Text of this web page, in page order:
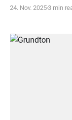
essenziell für
24. Nov. 2025 3 min